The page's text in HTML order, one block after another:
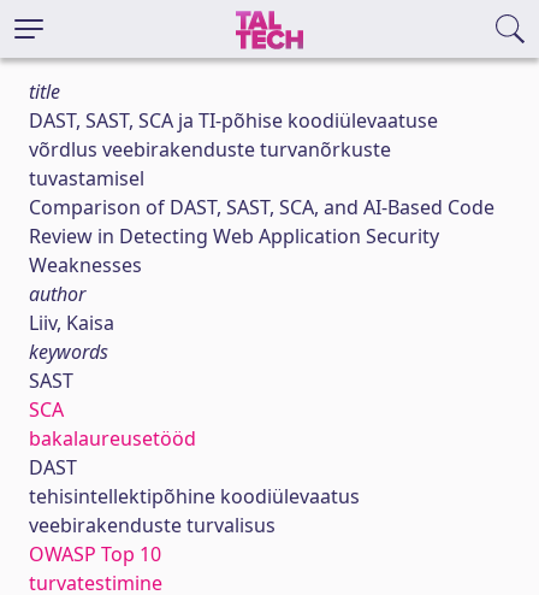
title
DAST, SAST, SCA ja TI-põhise koodiülevaatuse
võrdlus veebirakenduste turvanõrkuste
tuvastamisel
Comparison of DAST, SAST, SCA, and AI-Based Code
Review in Detecting Web Application Security
Weaknesses
author
Liiv, Kaisa
keywords
SAST
SCA
bakalaureusetööd
DAST
tehisintellektipõhine koodiülevaatus
veebirakenduste turvalisus
OWASP Top 10
turvatestimine